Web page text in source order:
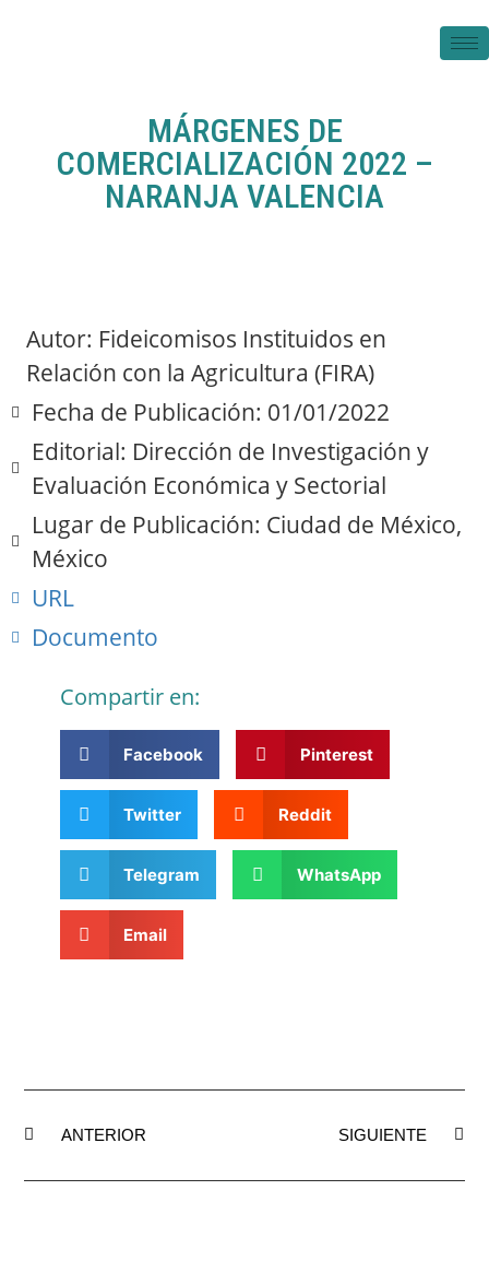
MÁRGENES DE
COMERCIALIZACIÓN 2022 –
NARANJA VALENCIA
Autor: Fideicomisos Instituidos en
Relación con la Agricultura (FIRA)
Fecha de Publicación: 01/01/2022
Editorial: Dirección de Investigación y
Evaluación Económica y Sectorial
Lugar de Publicación: Ciudad de México,
México
URL
Documento
Compartir en:
Facebook Pinterest
Twitter Reddit
Telegram WhatsApp
Email
ANTERIOR SIGUIENTE